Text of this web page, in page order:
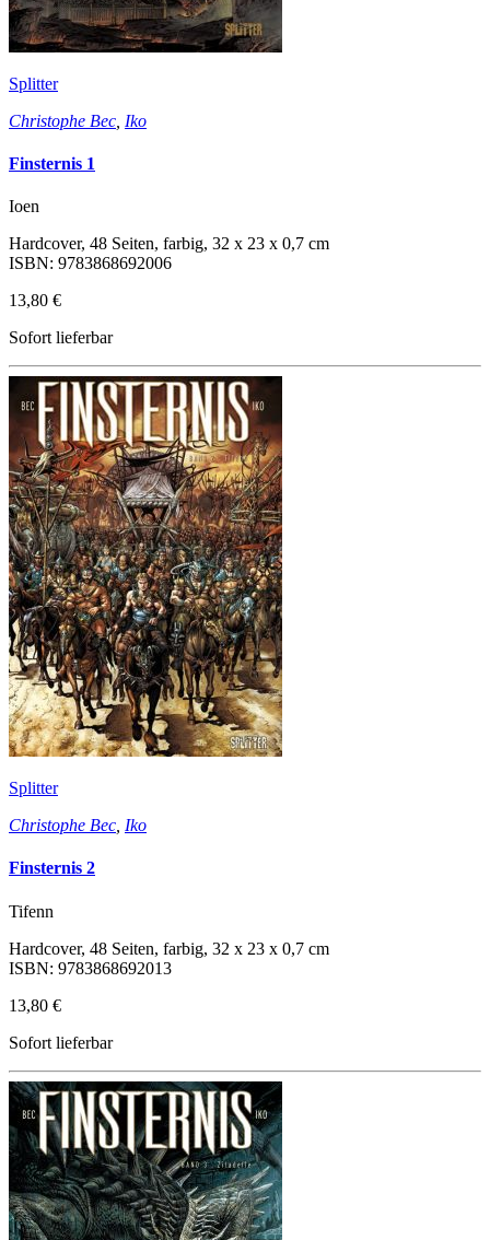
Splitter
Christophe Bec Iko
Finsternis 1
Ioen
Hardcover, 48 Seiten, farbig, 32 x 23 x 0,7 cm
ISBN: 9783868692006
13,80 €
Sofort lieferbar
Splitter
Christophe Bec Iko
Finsternis 2
Tifenn
Hardcover, 48 Seiten, farbig, 32 x 23 x 0,7 cm
ISBN: 9783868692013
13,80 €
Sofort lieferbar